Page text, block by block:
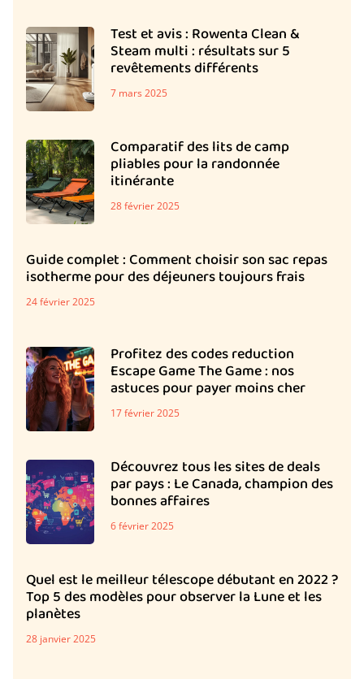
Test et avis : Rowenta Clean &
Steam multi : résultats sur 5
revêtements différents
7 mars 2025
Comparatif des lits de camp
pliables pour la randonnée
itinérante
28 février 2025
Guide complet : Comment choisir son sac repas
isotherme pour des déjeuners toujours frais
24 février 2025
Profitez des codes reduction
Escape Game The Game : nos
astuces pour payer moins cher
17 février 2025
Découvrez tous les sites de deals
par pays : Le Canada, champion des
bonnes affaires
6 février 2025
Quel est le meilleur télescope débutant en 2022 ?
Top 5 des modèles pour observer la Lune et les
planètes
28 janvier 2025